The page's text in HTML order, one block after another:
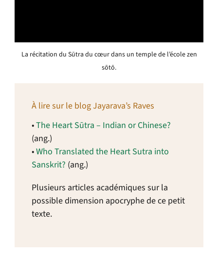
La récitation du Sūtra du cœur dans un temple de l’école zen
sōtō.
À lire sur le blog Jayarava’s Raves
•The Heart Sūtra – Indian or Chinese?
(ang.)
•Who Translated the Heart Sutra into
Sanskrit? (ang.)
Plusieurs articles académiques sur la
possible dimension apocryphe de ce petit
texte.